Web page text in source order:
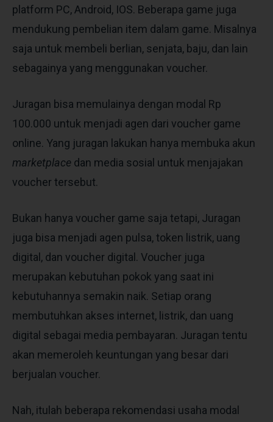
platform PC, Android, IOS. Beberapa game juga
mendukung pembelian item dalam game. Misalnya
saja untuk membeli berlian, senjata, baju, dan lain
sebagainya yang menggunakan voucher.
Juragan bisa memulainya dengan modal Rp
100.000 untuk menjadi agen dari voucher game
online. Yang juragan lakukan hanya membuka akun
marketplace dan media sosial untuk menjajakan
voucher tersebut.
Bukan hanya voucher game saja tetapi, Juragan
juga bisa menjadi agen pulsa, token listrik, uang
digital, dan voucher digital. Voucher juga
merupakan kebutuhan pokok yang saat ini
kebutuhannya semakin naik. Setiap orang
membutuhkan akses internet, listrik, dan uang
digital sebagai media pembayaran. Juragan tentu
akan memeroleh keuntungan yang besar dari
berjualan voucher.
Nah, itulah beberapa rekomendasi usaha modal